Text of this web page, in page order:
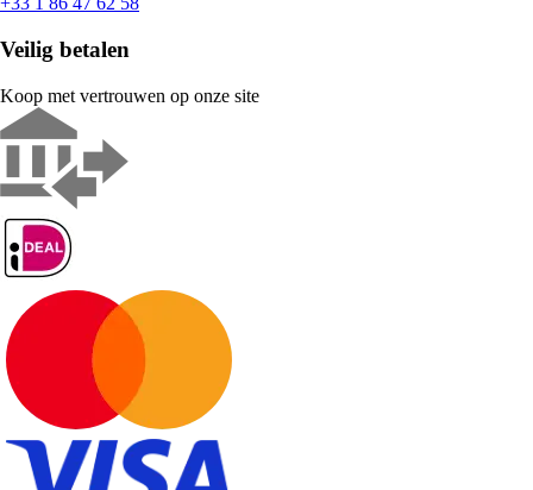
Veilig betalen
Koop met vertrouwen op onze site